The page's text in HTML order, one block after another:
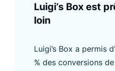
Luigi’s Box est
loin
Luigi’s Box a permis
% des conversions